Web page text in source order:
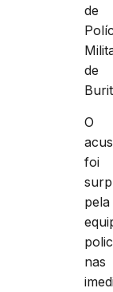
de
de
O
foi
pela
nas